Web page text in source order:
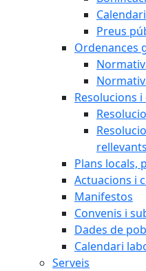
Preus
Ordenances
Resolucions
rellevants
Plans locals,
Actuacions i
Manifestos
Convenis i
Dades de
Calendari
Serveis